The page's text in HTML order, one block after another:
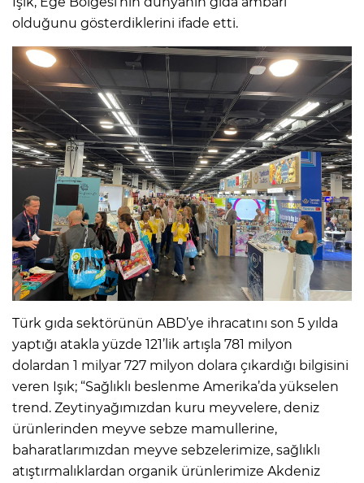
olduğunu gösterdiklerini ifade etti.
Türk gıda sektörünün ABD’ye ihracatını son 5 yılda
yaptığı atakla yüzde 121’lik artışla 781 milyon
dolardan 1 milyar 727 milyon dolara çıkardığı bilgisini
veren Işık; “Sağlıklı beslenme Amerika’da yükselen
trend. Zeytinyağımızdan kuru meyvelere, deniz
ürünlerinden meyve sebze mamullerine,
baharatlarımızdan meyve sebzelerimize, sağlıklı
atıştırmalıklardan organik ürünlerimize Akdeniz